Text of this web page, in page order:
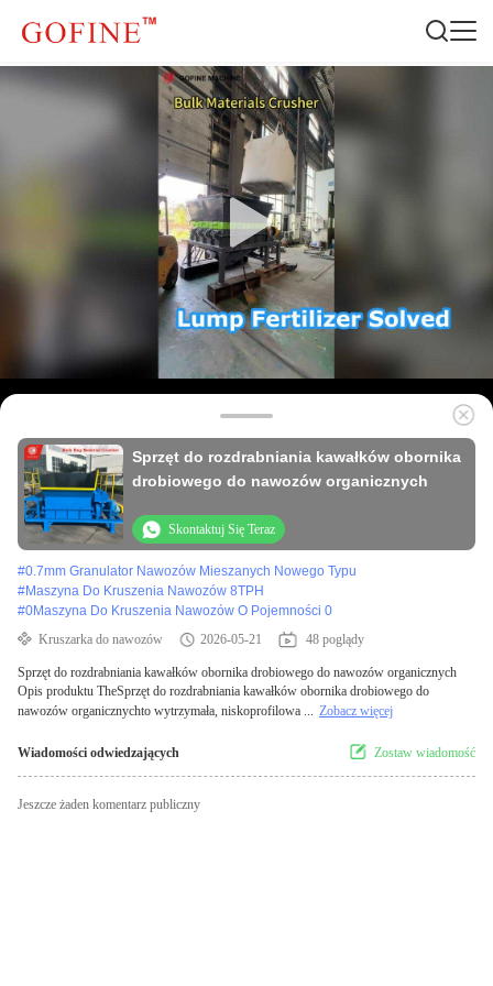
Sprzęt do rozdrabniania kawałków obornika
drobiowego do nawozów organicznych
Skontaktuj Się Teraz
#0.7mm Granulator Nawozów Mieszanych Nowego Typu
#Maszyna Do Kruszenia Nawozów 8TPH
#0Maszyna Do Kruszenia Nawozów O Pojemności 0
Kruszarka do nawozów
2026-05-21 48 poglądy
Sprzęt do rozdrabniania kawałków obornika drobiowego do nawozów organicznych
Opis produktu TheSprzęt do rozdrabniania kawałków obornika drobiowego do
nawozów organicznychto wytrzymała, niskoprofilowa ... Zobacz więcej
Wiadomości odwiedzających Zostaw wiadomość
Jeszcze żaden komentarz publiczny